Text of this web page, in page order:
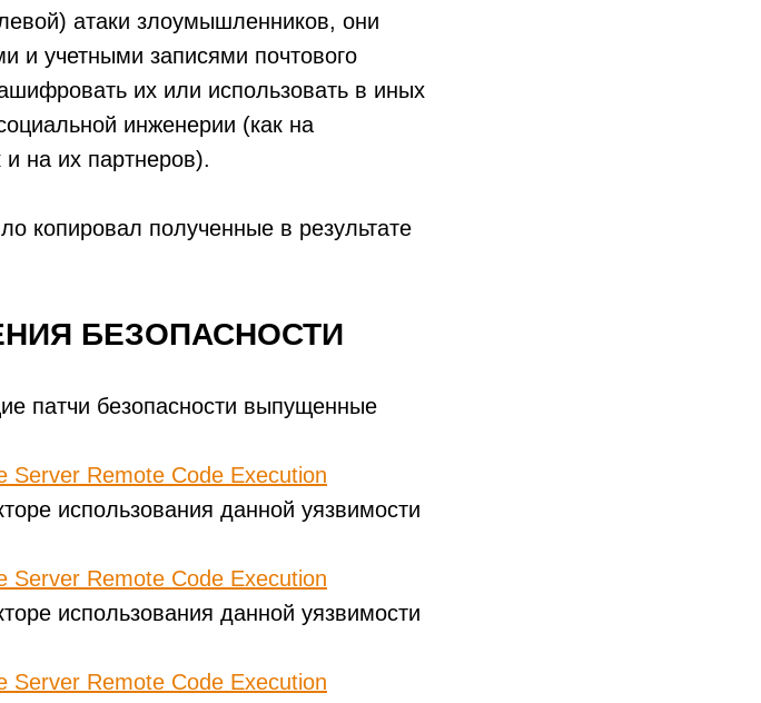
атаки злоумышленников, они
и учетными записями почтового
их или использовать в иных
инженерии (как на
на их партнеров).
копировал полученные в результате
БЕЗОПАСНОСТИ
патчи безопасности выпущенные
Server Remote Code Execution
использования данной уязвимости
Server Remote Code Execution
использования данной уязвимости
Server Remote Code Execution